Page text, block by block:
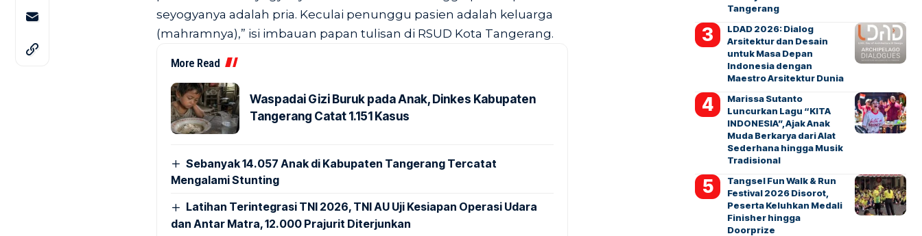
seyogyanya adalah pria. Keculai penunggu pasien adalah keluarga
(mahramnya),” isi imbauan papan tulisan di RSUD Kota Tangerang.
More Read
Waspadai Gizi Buruk pada Anak, Dinkes Kabupaten
Tangerang Catat 1.151 Kasus
Sebanyak 14.057 Anak di Kabupaten Tangerang Tercatat
Mengalami Stunting
Latihan Terintegrasi TNI 2026, TNI AU Uji Kesiapan Operasi Udara
dan Antar Matra, 12.000 Prajurit Diterjunkan
Tangerang
LDAD 2026: Dialog
Arsitektur dan Desain
untuk Masa Depan
Indonesia dengan
Maestro Arsitektur Dunia
Marissa Sutanto
Luncurkan Lagu “KITA
INDONESIA”, Ajak Anak
Muda Berkarya dari Alat
Sederhana hingga Musik
Tradisional
Tangsel Fun Walk & Run
Festival 2026 Disorot,
Peserta Keluhkan Medali
Finisher hingga
Doorprize